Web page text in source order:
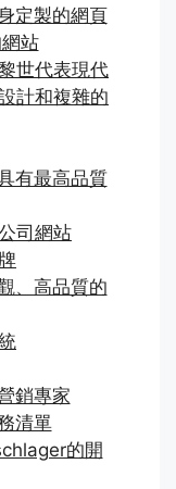
定製的網頁
站
世代表現代
計和複雜的
有最高品質
司網站
、高品質的
銷專家
清單
的開